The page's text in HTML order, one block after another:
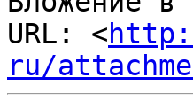
URL: <
ru/